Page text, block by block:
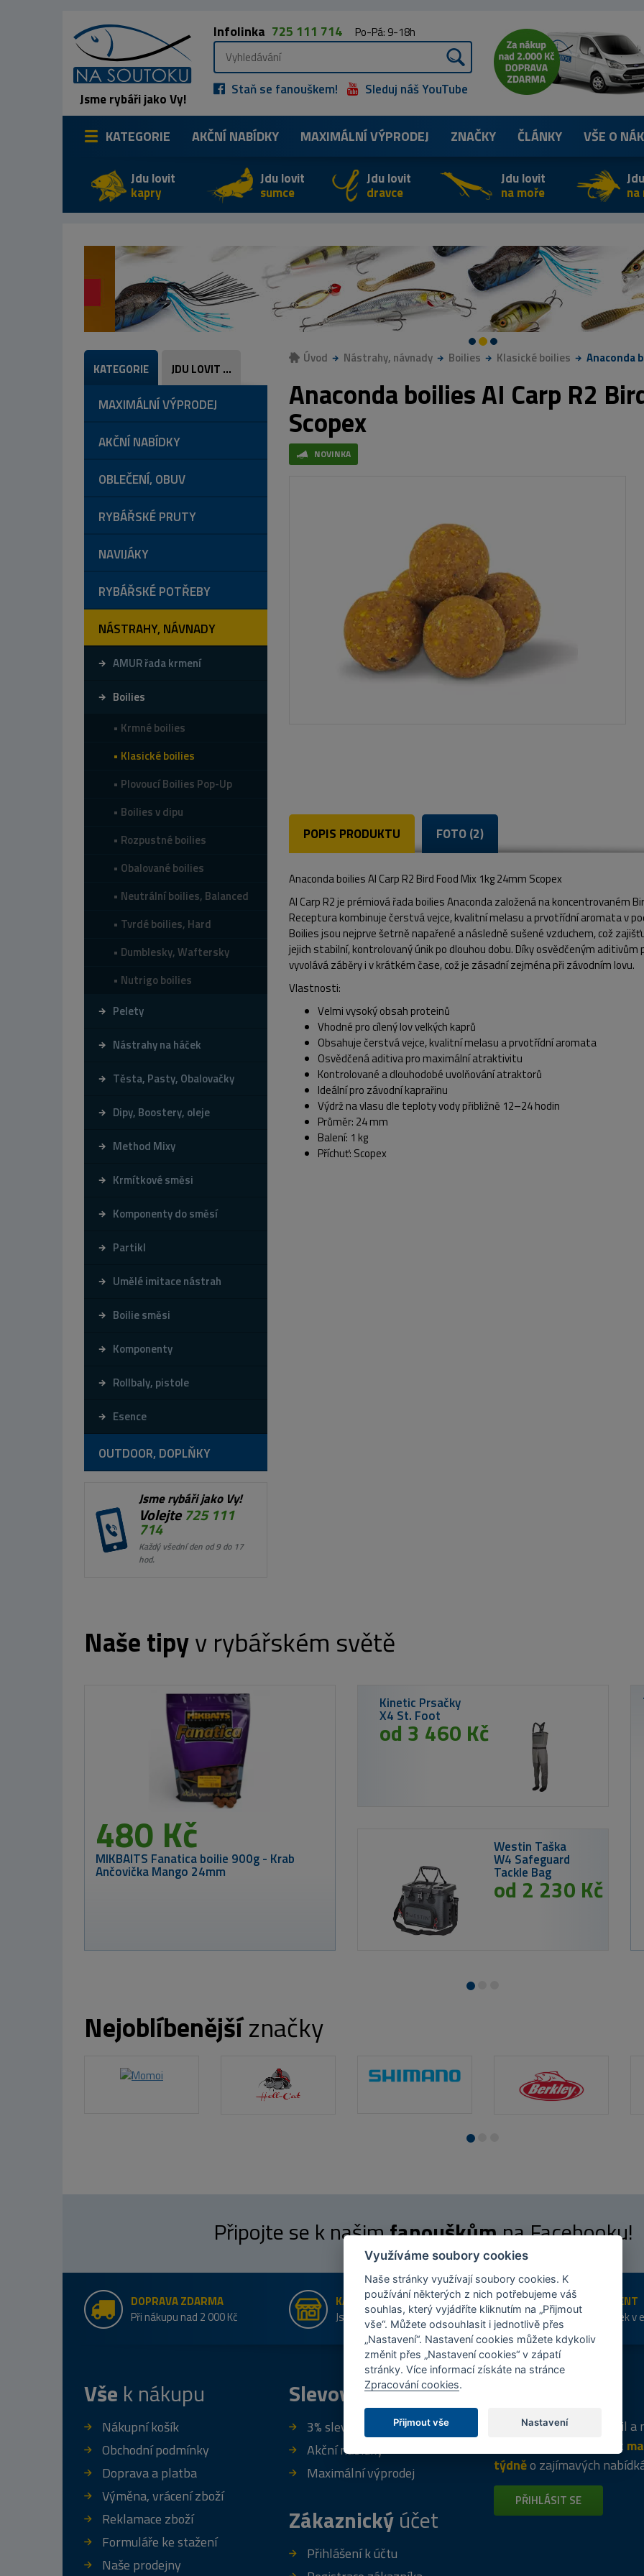
Jsme rybáři jako Vy!
Infolinka 725 111 714 Po-Pá: 9-18h
Staň se fanouškem! Sleduj náš YouTube
KATEGORIE AKČNÍ NABÍDKY MAXIMÁLNÍVÝPRODEJ ZNAČKY ČLÁNKY VŠE O
Jdu lovit
kapry
Jdu lovit
sumce
Jdu lovit
dravce
Jdu lovit
na moře na
KATEGORIE JDU LOVIT ...
MAXIMÁLNÍ VÝPRODEJ
AKČNÍ NABÍDKY
OBLEČENÍ, OBUV
RYBÁŘSKÉ PRUTY
NAVIJÁKY
RYBÁŘSKÉ POTŘEBY
NÁSTRAHY, NÁVNADY
AMUR řada krmení
Boilies
Krmné boilies
Klasické boilies
Plovoucí Boilies Pop-Up
Boilies v dipu
Rozpustné boilies
Obalované boilies
Neutrální boilies, Balanced
Tvrdé boilies, Hard
Dumblesky, Waftersky
Nutrigo boilies
Pelety
Nástrahy na háček
Těsta, Pasty, Obalovačky
Dipy, Boostery, oleje
Method Mixy
Krmítkové směsi
Komponenty do směsí
Partikl
Umělé imitace nástrah
Boilie směsi
Komponenty
Rollbaly, pistole
Esence
OUTDOOR, DOPLŇKY
Jsme rybáři jako Vy!
Volejte725 111
714
Každý všední den od 9 do 17
hod.
Úvod Nástrahy, návnady Boilies Klasické boilies Anaconda
Anaconda boilies AI Carp R2
Scopex
NOVINKA
POPIS PRODUKTU FOTO (2)
Anaconda boilies AI Carp R2 Bird Food Mix 1kg 24mm Scopex
AI Carp R2 je prémiová řada boilies Anaconda založená na koncentrovaném
Receptura kombinuje čerstvá vejce, kvalitní melasu a prvotřídní aromata v
Boilies jsou nejprve šetrně napařené a následně sušené vzduchem, což
jejich stabilní, kontrolovaný únik po dlouhou dobu. Díky osvědčeným
vyvolává záběry i v krátkém čase, což je zásadní zejména při závodním lovu.
Vlastnosti:
Velmi vysoký obsah proteinů
Vhodné pro cílený lov velkých kaprů
Obsahuje čerstvá vejce, kvalitní melasu a prvotřídní aromata
Osvědčená aditiva pro maximální atraktivitu
Kontrolované a dlouhodobé uvolňování atraktorů
Ideální pro závodní kaprařinu
Výdrž na vlasu dle teploty vody přibližně 12–24 hodin
Průměr: 24 mm
Balení: 1 kg
Příchuť: Scopex
Naše tipyv rybářském světě
Hard Boilie GLM Squid Strawberry
od 149 Kč
Stolní rybářský kalendář na rok 2026
Box Forest Night
Large
2 230 Kč
Nejoblíbenějšíznačky
Připojte se k našimfanouškůmna Facebooku!
DOPRAVA ZDARMA
Při nákupu nad 2 000 Kč
KAMENNÉ PRODEJNY
Jsme na trhu více než 10 let
ŠIROKÝ SORTIMENT
Přes 20 tis. položek v
shopu
Vše k nákupu
Nákupní košík
Obchodní podmínky
Doprava a platba
Výměna, vrácení zboží
Reklamace zboží
Formuláře ke stažení
Naše prodejny
Slevový program
3% sleva za registraci
Akční nabídky
Maximální výprodej
Zákaznickýúčet
Přihlášení k účtu
Napište nám svůj e-mail a
vás budeme informovat
týdněo zajímavých
PŘIHLÁSIT SE
Využíváme soubory cookies
Naše stránky využívají soubory cookies. K
používání některých z nich potřebujeme váš
souhlas, který vyjádříte kliknutím na „Přijmout
vše“. Můžete odsouhlasit i jednotlivě přes
„Nastavení“. Nastavení cookies můžete kdykoliv
změnit přes „Nastavení cookies“ v zápatí
stránky. Více informací získáte na stránce
Zpracování cookies.
Přijmout vše Nastavení